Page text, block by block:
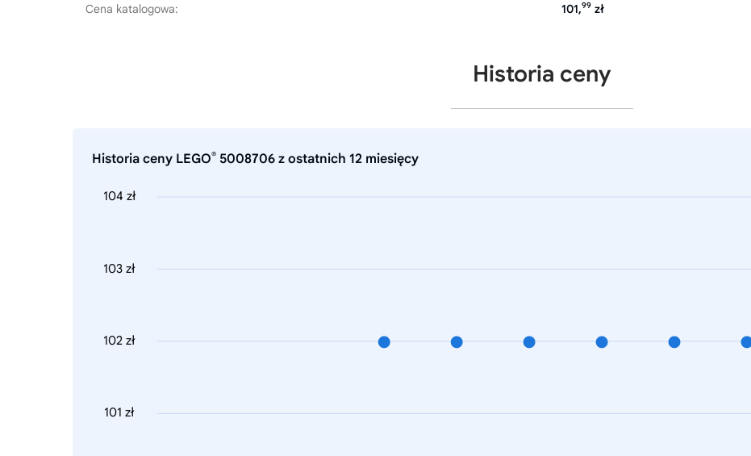
Cena katalogowa:
101,99 zł
Historia ceny
Historia ceny LEGO® 5008706 z ostatnich 12 miesięcy
104 zł
103 zł
102 zł
101 zł